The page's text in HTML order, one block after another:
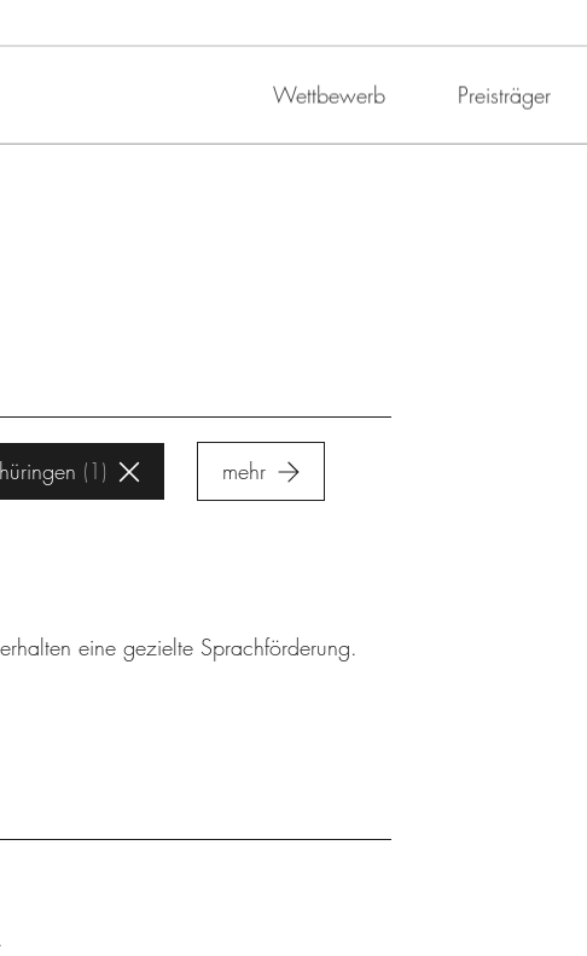
Wettbewerb Preisträger
1 mehr
eine gezielte Sprachförderung.